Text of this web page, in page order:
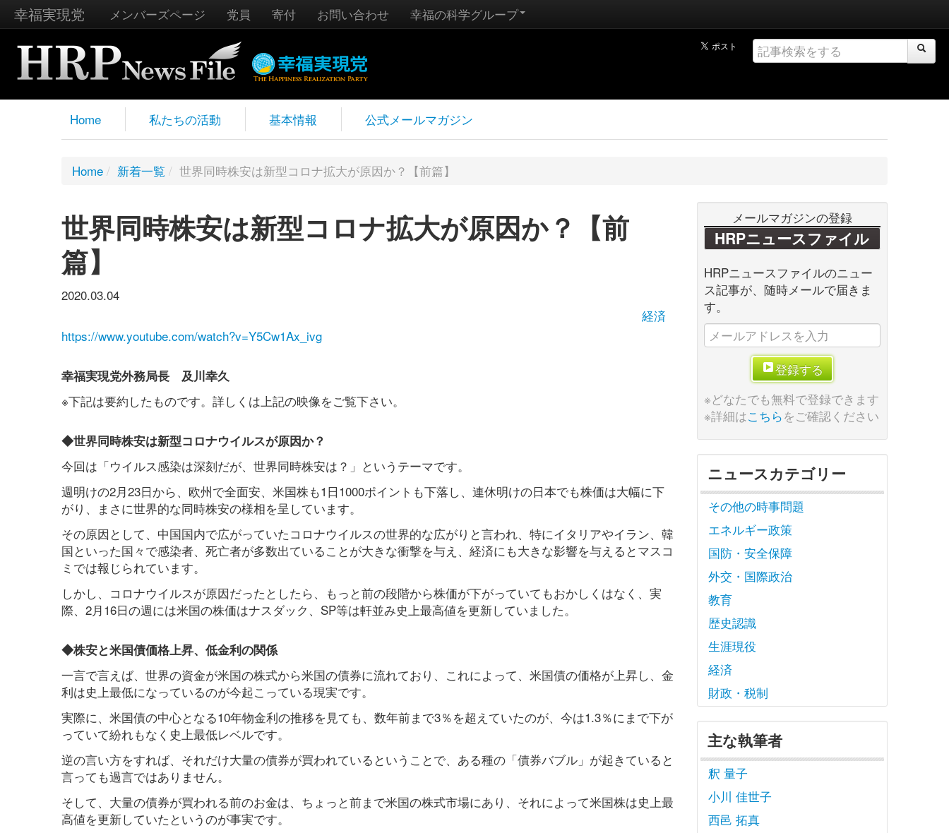
幸福実現党 メンバーズページ 党員 寄付 お問い合わせ 幸福の科学グループ
Home 私たちの活動 基本情報 公式メールマガジン
Home / 新着一覧 / 世界同時株安は新型コロナ拡大が原因か？【前篇】
世界同時株安は新型コロナ拡大が原因か？【前
篇】
2020.03.04
経済
https://www.youtube.com/watch?v=Y5Cw1Ax_ivg
幸福実現党外務局長 及川幸久
※下記は要約したものです。詳しくは上記の映像をご覧下さい。
◆世界同時株安は新型コロナウイルスが原因か？
今回は「ウイルス感染は深刻だが、世界同時株安は？」というテーマです。
週明けの2月23日から、欧州で全面安、米国株も1日1000ポイントも下落し、連休明けの日本でも株価は大幅に下
がり、まさに世界的な同時株安の様相を呈しています。
その原因として、中国国内で広がっていたコロナウイルスの世界的な広がりと言われ、特にイタリアやイラン、韓
国といった国々で感染者、死亡者が多数出ていることが大きな衝撃を与え、経済にも大きな影響を与えるとマスコ
ミでは報じられています。
しかし、コロナウイルスが原因だったとしたら、もっと前の段階から株価が下がっていてもおかしくはなく、実
際、2月16日の週には米国の株価はナスダック、SP等は軒並み史上最高値を更新していました。
◆株安と米国債価格上昇、低金利の関係
一言で言えば、世界の資金が米国の株式から米国の債券に流れており、これによって、米国債の価格が上昇し、金
利は史上最低になっているのが今起こっている現実です。
実際に、米国債の中心となる10年物金利の推移を見ても、数年前まで3％を超えていたのが、今は1.3％にまで下が
っていて紛れもなく史上最低レベルです。
逆の言い方をすれば、それだけ大量の債券が買われているということで、ある種の「債券バブル」が起きていると
言っても過言ではありません。
そして、大量の債券が買われる前のお金は、ちょっと前まで米国の株式市場にあり、それによって米国株は史上最
高値を更新していたというのが事実です。
メールマガジンの登録
HRPニュースファイル
HRPニュースファイルのニュー
ス記事が、随時メールで届きま
す。
登録する
※どなたでも無料で登録できます
※詳細はこちらをご確認ください
ニュースカテゴリー
その他の時事問題
エネルギー政策
国防・安全保障
外交・国際政治
教育
歴史認識
生涯現役
経済
財政・税制
主な執筆者
釈 量子
小川 佳世子
西邑 拓真